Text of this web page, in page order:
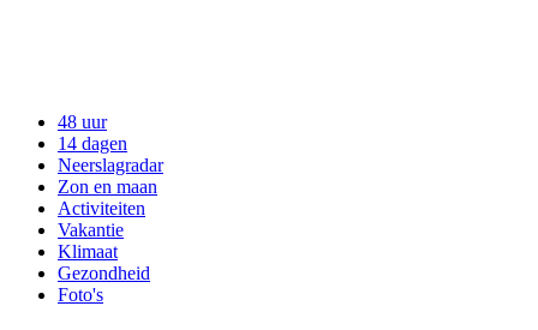
48 uur
14 dagen
Neerslagradar
Zon en maan
Activiteiten
Vakantie
Klimaat
Gezondheid
Foto's